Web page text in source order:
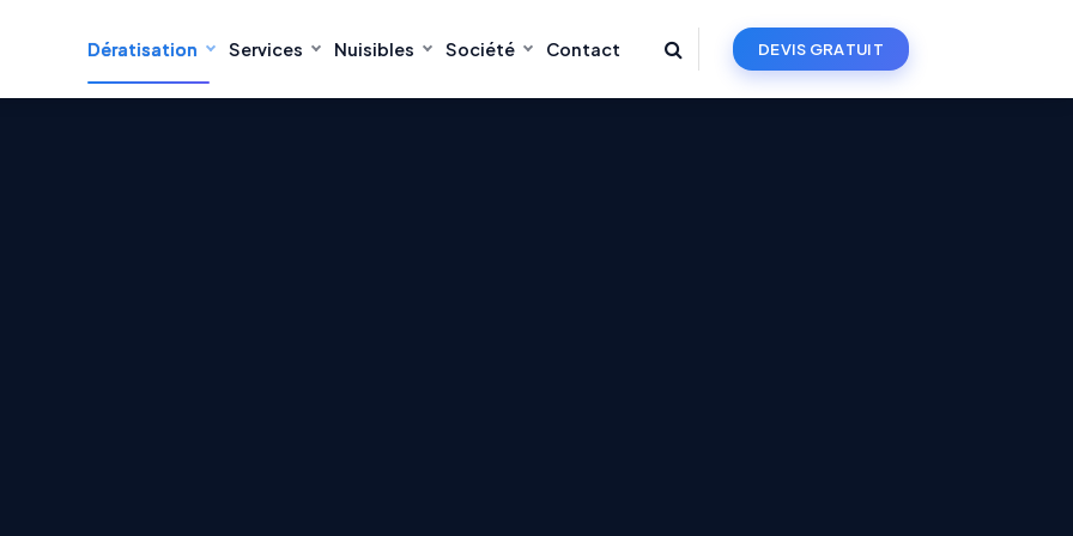
Dératisation Services Nuisibles Société Contact DEVIS GRATUIT